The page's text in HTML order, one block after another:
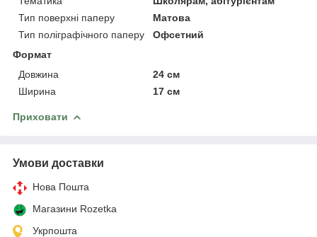
Тип поверхні паперу
Матова
Тип поліграфічного паперу
Офсетний
Формат
Довжина
24 см
Ширина
17 см
Приховати
Умови доставки
Нова Пошта
Магазини Rozetka
Укрпошта